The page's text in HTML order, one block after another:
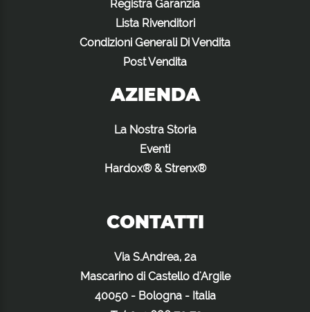
Registra Garanzia
Lista Rivenditori
Condizioni Generali Di Vendita
Post Vendita
AZIENDA
La Nostra Storia
Eventi
Hardox® & Strenx®
CONTATTI
Via S.Andrea, 2a
Mascarino di Castello d'Argile
40050 - Bologna - Italia